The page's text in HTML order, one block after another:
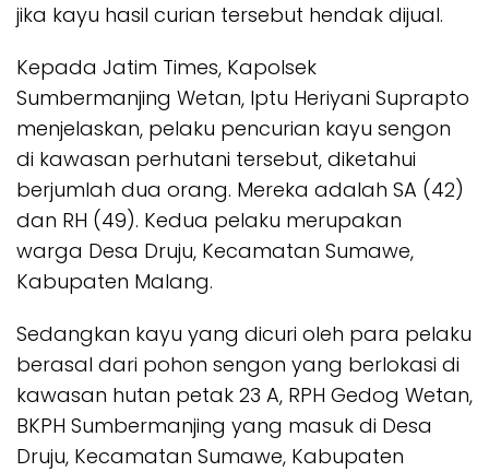
jika kayu hasil curian tersebut hendak dijual.
Kepada Jatim Times, Kapolsek
Sumbermanjing Wetan, Iptu Heriyani Suprapto
menjelaskan, pelaku pencurian kayu sengon
di kawasan perhutani tersebut, diketahui
berjumlah dua orang. Mereka adalah SA (42)
dan RH (49). Kedua pelaku merupakan
warga Desa Druju, Kecamatan Sumawe,
Kabupaten Malang.
Sedangkan kayu yang dicuri oleh para pelaku
berasal dari pohon sengon yang berlokasi di
kawasan hutan petak 23 A, RPH Gedog Wetan,
BKPH Sumbermanjing yang masuk di Desa
Druju, Kecamatan Sumawe, Kabupaten